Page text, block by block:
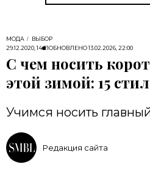
МОДА
ВЫБОР
29.12.2020, 14:21ОБНОВЛЕНО13.02.2026, 22:00
С чем носить
этой зимой: 15
Учимся носить
Редакция сайта